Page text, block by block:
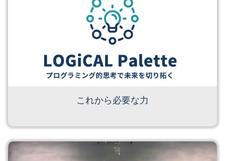
これから必要な力